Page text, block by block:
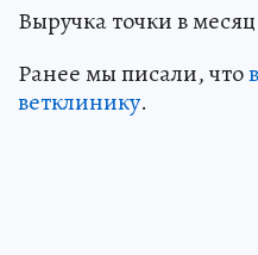
Выручка точки в месяц
Ранее мы писали, что
ветклинику.